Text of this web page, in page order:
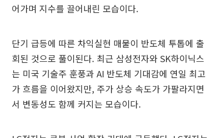
어가며 지수를 끌어내린 모습이다.
단기 급등에 따른 차익실현 매물이 반도체 투톱에 출
회된 것으로 풀이된다. 최근 삼성전자와 SK하이닉스
는 미국 기술주 훈풍과 AI 반도체 기대감에 연일 최고
가 흐름을 이어왔지만, 주가 상승 속도가 가팔라지면
서 변동성도 함께 커지는 모습이다.